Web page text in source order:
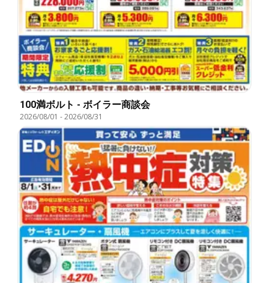
100満ボルト - ボイラー商談会
2026/08/01 -2026/08/31